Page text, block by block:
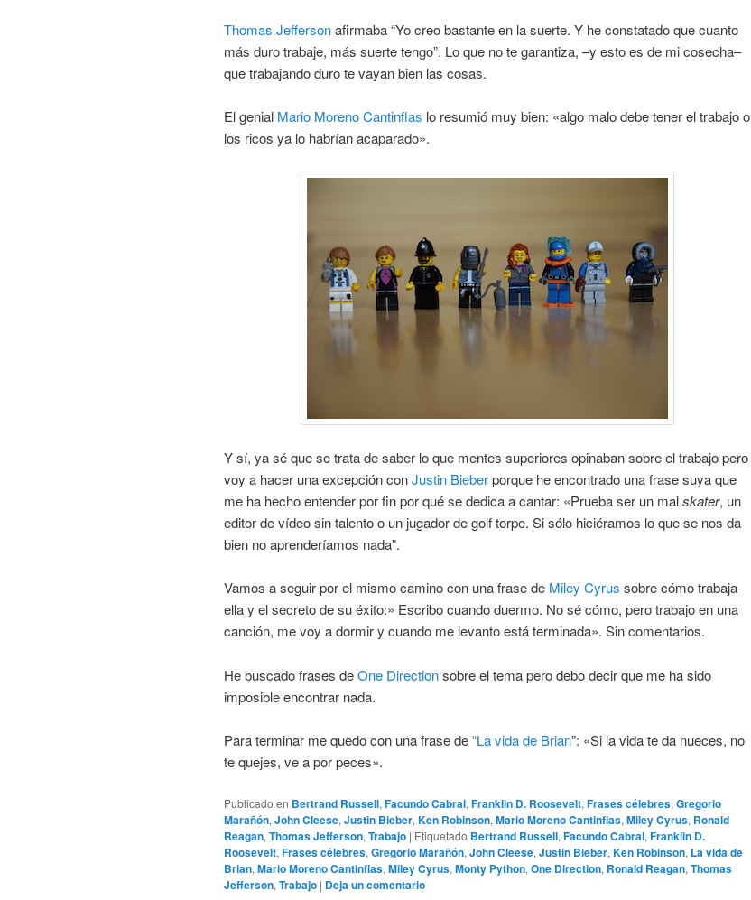
Thomas Jeffersonafirmaba “Yo creo bastante en la suerte. Y he constatado que cuanto
más duro trabaje, más suerte tengo”. Lo que no te garantiza, –y esto es de mi cosecha–
que trabajando duro te vayan bien las cosas.
El genial Mario Moreno Cantinflas lo resumió muy bien: «algo malo debe tener el trabajo o
los ricos ya lo habrían acaparado».
Y sí, ya sé que se trata de saber lo que mentes superiores opinaban sobre el trabajo pero
voy a hacer una excepción conJustin Bieberporque he encontrado una frase suya que
me ha hecho entender por fin por qué se dedica a cantar: «Prueba ser un malskater, un
editor de vídeo sin talento o un jugador de golf torpe. Si sólo hiciéramos lo que se nos da
bien no aprenderíamos nada”.
Vamos a seguir por el mismo camino con una frase de Miley Cyrus sobre cómo trabaja
ella y el secreto de su éxito:» Escribo cuando duermo. No sé cómo, pero trabajo en una
canción, me voy a dormir y cuando me levanto está terminada». Sin comentarios.
He buscado frases deOne Directionsobre el tema pero debo decir que me ha sido
imposible encontrar nada.
Para terminar me quedo con una frase de “La vida de Brian”: «Si la vida te da nueces, no
te quejes, ve a por peces».
Publicado en Bertrand Russell, Facundo Cabral, Franklin D. Roosevelt, Frases célebres, Gregorio
Marañón, John Cleese, Justin Bieber, Ken Robinson, Mario Moreno Cantinflas, Miley Cyrus, Ronald
Reagan, Thomas Jefferson, Trabajo | Etiquetado Bertrand Russell, Facundo Cabral, Franklin D.
Roosevelt, Frases célebres, Gregorio Marañón, John Cleese, Justin Bieber, Ken Robinson, La vida de
Brian, Mario Moreno Cantinflas, Miley Cyrus, Monty Python, One Direction, Ronald Reagan, Thomas
Jefferson, Trabajo | Deja un comentario